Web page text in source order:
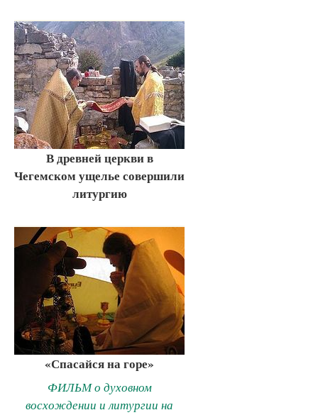
В древней церкви в
Чегемском ущелье совершили
литургию
«Спасайся на горе»
ФИЛЬМ о духовном
восхождении и литургии на